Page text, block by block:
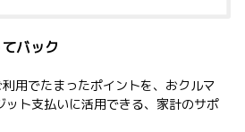
バック
利用でたまったポイントを、 おクルマ
ット支払いに活用できる、家計のサポ